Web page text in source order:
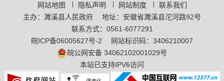
网站地图 隐私声明 网站制度
联系我们
主办：濉溪县人民政府
地址：安徽省濉溪县沱河路92号
联系方式：0561-6077291
皖ICP备06005627号-2
网站标识码：3406210007
皖公网安备 34062102001029号
本站已支持IPV6访问